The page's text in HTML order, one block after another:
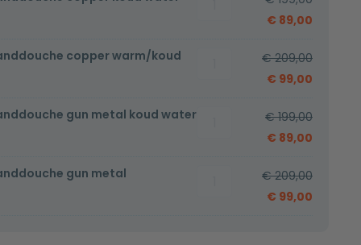
aantal
€ 89,00
copper warm/koud
copper
warm/koud
€209,00
€ 99,00
gun metal koud waterBidetset
€199,00
€ 89,00
gun metal
€209,00
€ 99,00